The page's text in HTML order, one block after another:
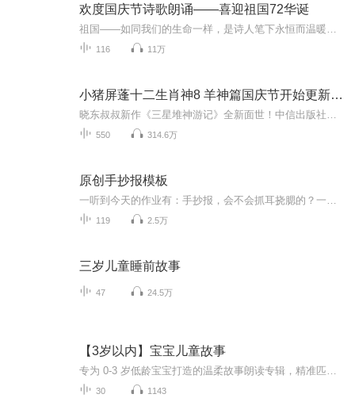
欢度国庆节诗歌朗诵——喜迎祖国72华诞
116 11万
小猪屏蓬十二生肖神8 羊神篇国庆节开始更新啦！
550 314.6万
原创手抄报模板
119 2.5万
三岁儿童睡前故事
47 24.5万
【3岁以内】宝宝儿童故事
30 1143